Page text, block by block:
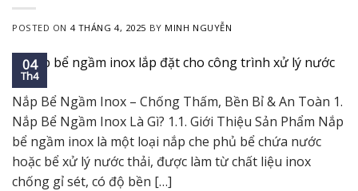
POSTED ON 4 THÁNG 4, 2025 BY MINH NGUYỄN
04
Th4
Nắp Bể Ngầm Inox – Chống Thấm, Bền Bỉ & An Toàn 1.
Nắp Bể Ngầm Inox Là Gì? 1.1. Giới Thiệu Sản Phẩm Nắp
bể ngầm inox là một loại nắp che phủ bể chứa nước
hoặc bể xử lý nước thải, được làm từ chất liệu inox
chống gỉ sét, có độ bền […]